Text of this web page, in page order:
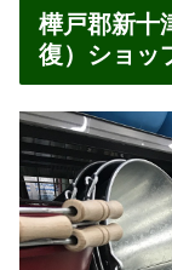
樺戸郡新十
復）ショッ